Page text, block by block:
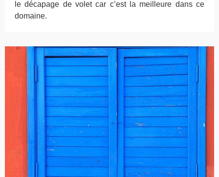
le décapage de volet car c’est la meilleure dans ce
domaine.